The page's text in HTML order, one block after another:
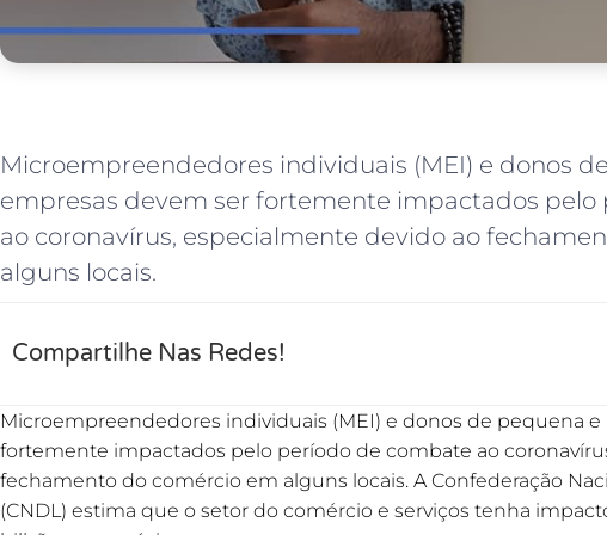
Microempreendedores individuais (MEI) e donos
empresas devem ser fortemente impactados
ao coronavírus, especialmente devido ao
alguns locais.
Compartilhe Nas Redes!
Microempreendedores individuais (MEI) e donos de pequena
fortemente impactados pelo período de combate ao
fechamento do comércio em alguns locais. A Confederação
(CNDL) estima que o setor do comércio e serviços tenha